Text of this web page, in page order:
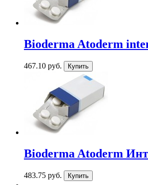
Bioderma Atoderm
467.10 руб.
Bioderma Atoderm
483.75 руб.